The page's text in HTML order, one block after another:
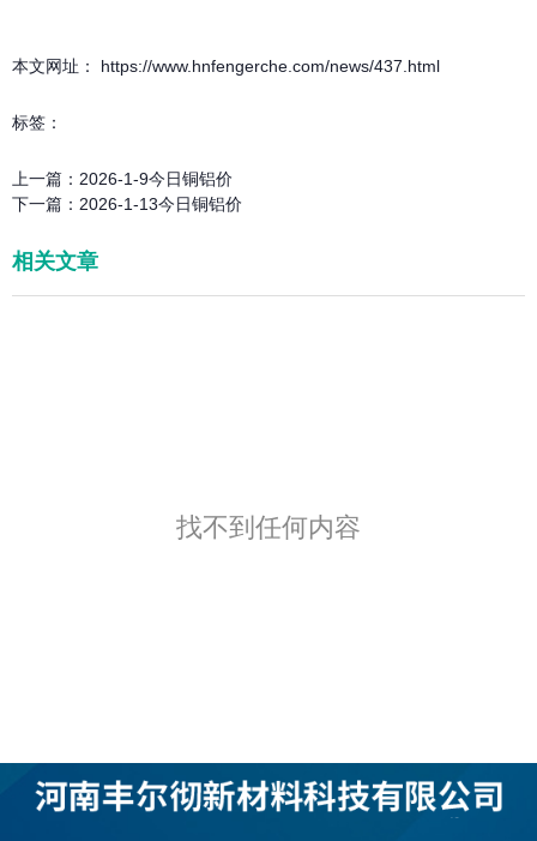
本文网址： https://www.hnfengerche.com/news/437.html
标签：
上一篇： 2026-1-9今日铜铝价
下一篇： 2026-1-13今日铜铝价
相关文章
找不到任何内容